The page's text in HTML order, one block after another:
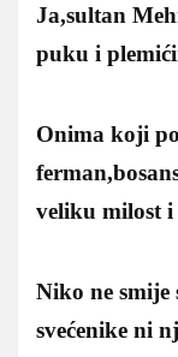
Ja,sultan
puku i
Onima koji
veliku milost
Niko ne
svećenike ni